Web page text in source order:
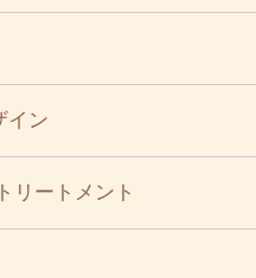
イン
リートメント